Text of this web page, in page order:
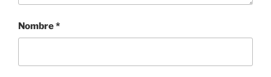
Nombre*